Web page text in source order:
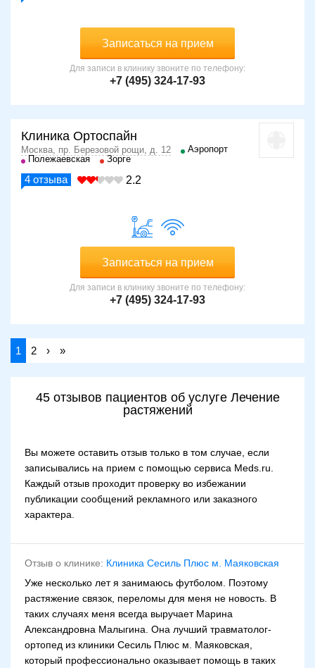
Записаться на прием
Для записи в клинику звоните по телефону:
+7 (495) 324-17-93
Клиника Ортоспайн
Москва, пр. Березовой рощи, д. 12
Аэропорт
Полежаевская
Зорге
4 отзыва 2.2
Записаться на прием
Для записи в клинику звоните по телефону:
+7 (495) 324-17-93
1 2 › »
45 отзывов пациентов об услуге Лечение
растяжений
Вы можете оставить отзыв только в том случае, если
записывались на прием с помощью сервиса Meds.ru.
Каждый отзыв проходит проверку во избежании
публикации сообщений рекламного или заказного
характера.
Отзыв о клинике: Клиника Сесиль Плюс м. Маяковская
Уже несколько лет я занимаюсь футболом. Поэтому
растяжение связок, переломы для меня не новость. В
таких случаях меня всегда выручает Марина
Александровна Малыгина. Она лучший травматолог-
ортопед из клиники Сесиль Плюс м. Маяковская,
который профессионально оказывает помощь в таких